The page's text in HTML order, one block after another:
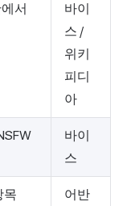
서
바이
스 /
위키
피디
아
바이
스
목
어반